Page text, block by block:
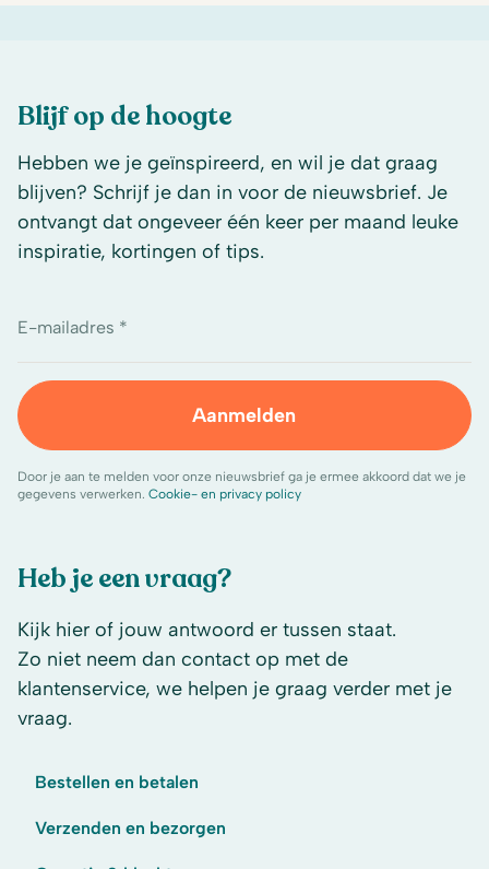
Heb je een vraag?
Kijk hier of jouw antwoord er tussen staat.
Zo niet neem dan contact op met de
klantenservice, we helpen je graag verder met je
vraag.
Bestellen en betalen
Verzenden en bezorgen
Blijf op de hoogte
Hebben we je geïnspireerd, en wil je dat graag
blijven? Schrijf je dan in voor de nieuwsbrief. Je
ontvangt dat ongeveer één keer per maand leuke
inspiratie, kortingen of tips.
E-mailadres *
Aanmelden
Door je aan te melden voor onze nieuwsbrief ga je ermee akkoord dat we je
gegevens verwerken. Cookie- en privacy policy